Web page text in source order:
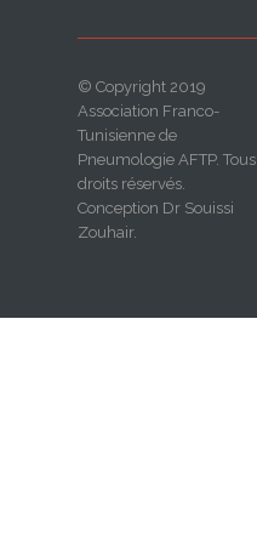
© Copyright 2019
Association Franco-
Tunisienne de
Pneumologie AFTP. Tous
droits réservés.
Conception Dr Souissi
Zouhair.